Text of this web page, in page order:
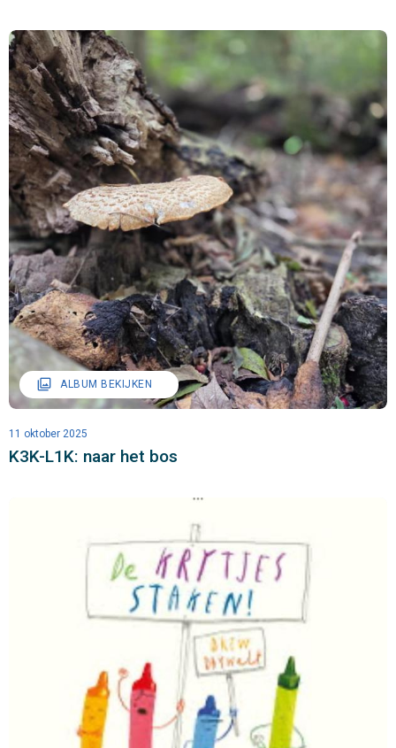
filter ALBUM BEKIJKEN
11 oktober 2025
K3K-L1K: naar het bos